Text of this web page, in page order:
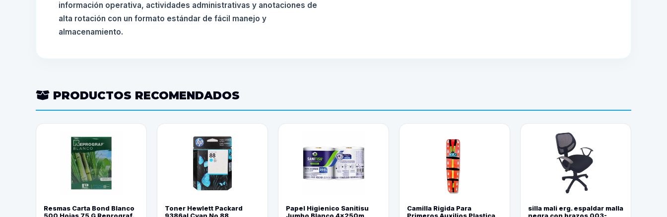
información operativa, actividades administrativas y anotaciones de
alta rotación con un formato estándar de fácil manejo y
almacenamiento.
PRODUCTOS RECOMENDADOS
Resmas Carta Bond Blanco
Toner Hewlett Packard
Papel Higienico Sanitisu
Camilla Rigida Para
silla mali erg. espaldar malla